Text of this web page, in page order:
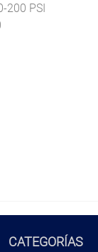
200 PSI
CATEGORÍAS